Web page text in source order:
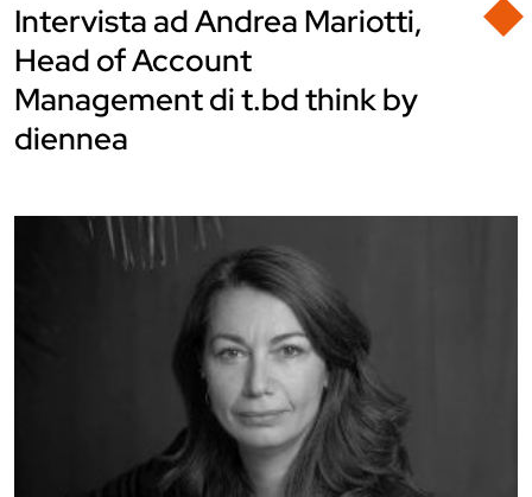
Intervista ad Andrea Mariotti,
Head of Account
Management di t.bd think by
diennea